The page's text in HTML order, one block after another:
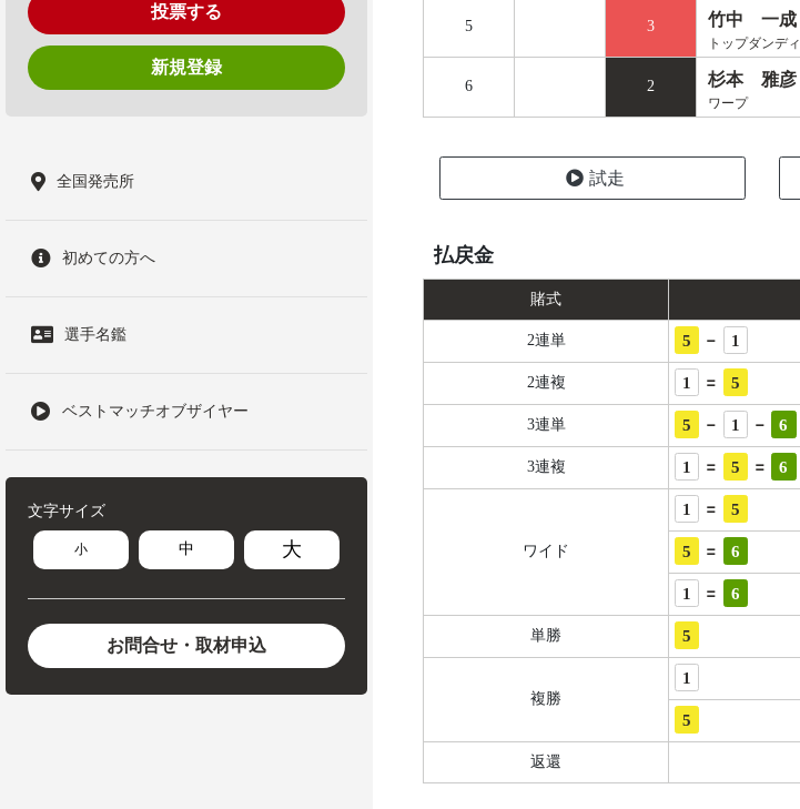
投票する
新規登録
全国発売所
初めての方へ
選手名鑑
ベストマッチオブザイヤー
文字サイズ
小 中 大
お問合せ・取材申込
5 3 竹中 一成
トップダンディ
6 2 杉本 雅彦
ワープ
試走
払戻金
賭式
2連単 5 - 1
2連複 1 = 5
3連単 5 - 1 - 6
3連複 1 = 5 = 6
ワイド
1 = 5
5 = 6
1 = 6
単勝 5
複勝
1
5
返還